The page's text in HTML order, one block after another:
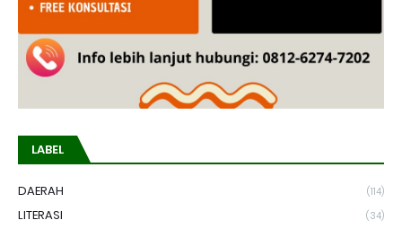
LABEL
DAERAH (114)
LITERASI (34)